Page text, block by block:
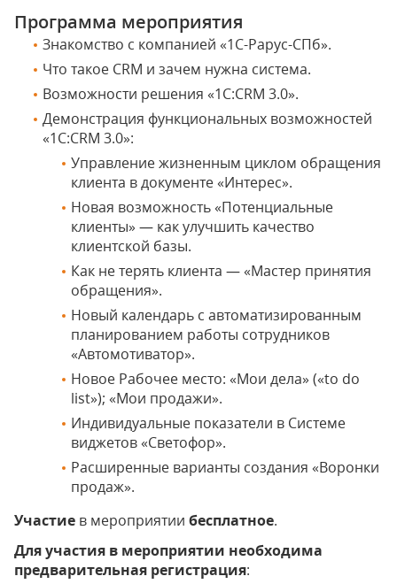
Программа мероприятия
Знакомство с компанией «1С-Рарус-СПб».
Что такое CRM и зачем нужна система.
Возможности решения «1С:CRM 3.0».
Демонстрация функциональных возможностей
«1С:СRM 3.0»:
Управление жизненным циклом обращения
клиента в документе «Интерес».
Новая возможность «Потенциальные
клиенты» — как улучшить качество
клиентской базы.
Как не терять клиента — «Мастер принятия
обращения».
Новый календарь с автоматизированным
планированием работы сотрудников
«Автомотиватор».
Новое Рабочее место: «Мои дела» («to do
list»); «Мои продажи».
Индивидуальные показатели в Системе
виджетов «Светофор».
Расширенные варианты создания «Воронки
продаж».
Участие в мероприятии бесплатное.
Для участия в мероприятии необходима
предварительная регистрация: